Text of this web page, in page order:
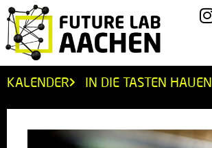
KALENDER IN DIE TASTEN HAUEN